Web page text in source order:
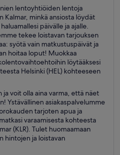
lentoyhtiöiden lentoja
Kalmar, minkä ansiosta löydät
päivälle ja ajalle.
tekee loistavan tarjouksen
syötä vain matkustuspäivät ja
hoitaa loput! Muokkaa
löytääksesi
Helsinki (HEL) kohteeseen
voit olla aina varma, että näet
Ystävällinen asiakaspalvelumme
tarjoten apua ja
varaamisesta kohteesta
(KLR). Tulet huomaamaan
hintojen ja loistavan